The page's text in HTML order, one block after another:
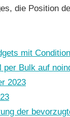
die Position
mit
per Bulk auf
2023
der